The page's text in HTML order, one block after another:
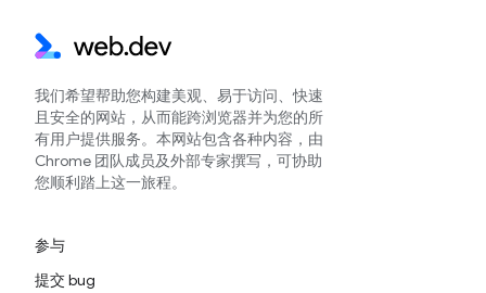
我们希望帮助您构建美观、易于访问、快速
且安全的网站，从而能跨浏览器并为您的所
有用户提供服务。本网站包含各种内容，由
Chrome 团队成员及外部专家撰写，可协助
您顺利踏上这一旅程。
参与
提交 bug